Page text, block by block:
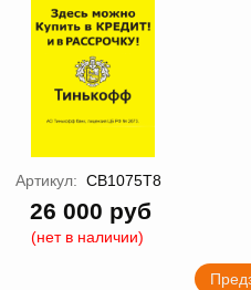
Артикул: CB1075T8
26 000 руб
(нет в наличии)